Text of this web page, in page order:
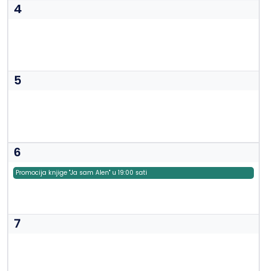
4
5
6
Promocija knjige "Ja sam Alen" u 19:00 sati
7